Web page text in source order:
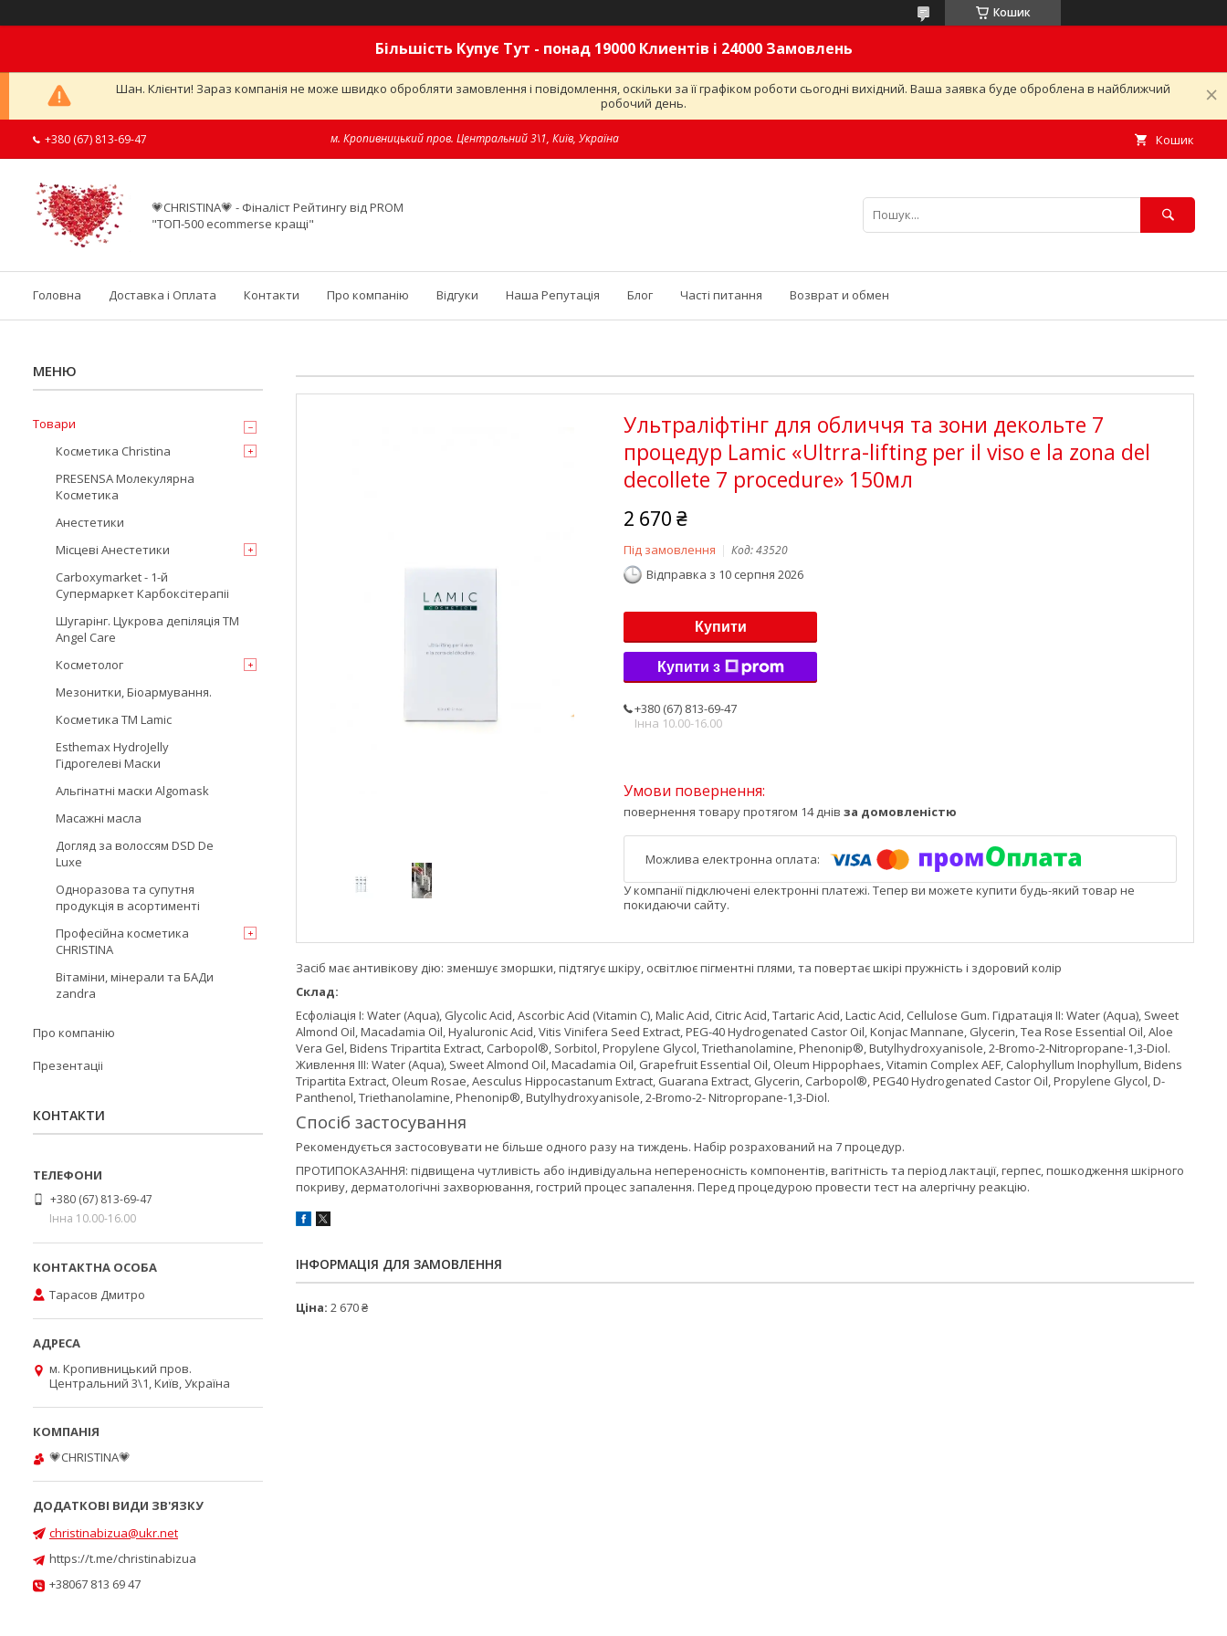
Кошик
Більшість Купує Тут - понад 19000 Клиентів і 24000 Замовлень
Шан. Клієнти! Зараз компанія не може швидко обробляти замовлення і повідомлення, оскільки за її графіком роботи сьогодні вихідний. Ваша заявка буде оброблена в найближчий
робочий день.
+380 (67) 813-69-47 м. Кропивницький пров. Центральний 3\1, Київ, Україна Кошик
💗CHRISTINA💗 - Фіналіст Рейтингу від PROM
"ТОП-500 ecommerse кращі"
Головна Доставка і Оплата Контакти Про компанію Відгуки Наша Репутація Блог Часті питання Возврат и обмен
Ультраліфтінг для обличчя та зони декольте 7
процедур Lamic «Ultrra-lifting per il viso e la zona del
decollete 7 procedure» 150мл
2 670 ₴
Під замовлення Код:43520
Відправка з 10 серпня 2026
Купити
Купити з
+380 (67) 813-69-47
Інна 10.00-16.00
повернення товару протягом 14 днів за домовленістю
У компанії підключені електронні платежі. Тепер ви можете купити будь-який товар не
покидаючи сайту.
Засіб має антивікову дію: зменшує зморшки, підтягує шкіру, освітлює пігментні плями, та повертає шкірі пружність і здоровий колір
Склад:
Есфоліація I: Water (Aqua), Glycolic Acid, Ascorbic Acid (Vitamin C), Malic Acid, Citric Acid, Tartaric Acid, Lactic Acid, Cellulose Gum. Гідратація II: Water (Aqua), Sweet
Almond Oil, Macadamia Oil, Hyaluronic Acid, Vitis Vinifera Seed Extract, PEG-40 Hydrogenated Castor Oil, Konjac Mannane, Glycerin, Tea Rose Essential Oil, Aloe
Vera Gel, Bidens Tripartita Extract, Carbopol®, Sorbitol, Propylene Glycol, Triethanolamine, Phenonip®, Butylhydroxyanisole, 2-Bromo-2-Nitropropane-1,3-Diol.
Живлення III: Water (Aqua), Sweet Almond Oil, Macadamia Oil, Grapefruit Essential Oil, Oleum Hippophaes, Vitamin Complex AEF, Calophyllum Inophyllum, Bidens
Tripartita Extract, Oleum Rosae, Aesculus Hippocastanum Extract, Guarana Extract, Glycerin, Carbopol®, PEG40 Hydrogenated Castor Oil, Propylene Glycol, D-
Panthenol, Triethanolamine, Phenonip®, Butylhydroxyanisole, 2-Bromo-2- Nitropropane-1,3-Diol.
Спосіб застосування
Рекомендується застосовувати не більше одного разу на тиждень. Набір розрахований на 7 процедур.
ПРОТИПОКАЗАННЯ: підвищена чутливість або індивідуальна непереносність компонентів, вагітність та період лактації, герпес, пошкодження шкірного
покриву, дерматологічні захворювання, гострий процес запалення. Перед процедурою провести тест на алергічну реакцію.
ІНФОРМАЦІЯ ДЛЯ ЗАМОВЛЕННЯ
Ціна: 2 670 ₴
Товари
Косметика Christina
PRESENSA Молекулярна
Косметика
Анестетики
Місцеві Анестетики
Carboxymarket - 1-й
Супермаркет Карбоксітерапіі
Шугарінг. Цукрова депіляція TM
Angel Care
Косметолог
Мезонитки, Біоармування.
Косметика TM Lamic
Esthemax HydroJelly
Гідрогелеві Маски
Альгінатні маски Algomask
Масажні масла
Догляд за волоссям DSD De
Luxe
Одноразова та супутня
продукція в асортименті
Професійна косметика
CHRISTINA
Вітаміни, мінерали та БАДи
zandra
Про компанію
Презентаціі
КОНТАКТИ
+380 (67) 813-69-47
Інна 10.00-16.00
Тарасов Дмитро
м. Кропивницький пров.
Центральний 3\1, Київ, Україна
💗CHRISTINA💗
christinabizua@ukr.net
https://t.me/christinabizua
+38067 813 69 47